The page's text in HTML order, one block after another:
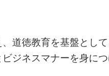
、道徳教育を基盤とし
ジネスマナーを身につ